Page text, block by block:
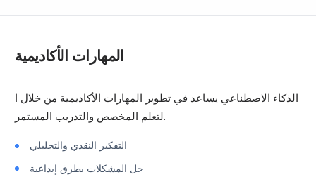
المهارات الأكاديمية
الذكاء الاصطناعي يساعد في تطوير المهارات الأكاديمية من خلال ا
لتعلم المخصص والتدريب المستمر.
التفكير النقدي والتحليلي
حل المشكلات بطرق إبداعية